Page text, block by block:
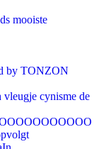
mooiste
by TONZON
vleugje cynisme de